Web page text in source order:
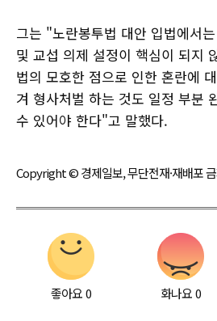
그는 "노란봉투법 대안 입법에서
및 교섭 의제 설정이 핵심이 되지
법의 모호한 점으로 인한 혼란에
겨 형사처벌 하는 것도 일정 부분
수 있어야 한다"고 말했다.
Copyright © 경제일보, 무단전재·재배포
좋아요0 화나요0